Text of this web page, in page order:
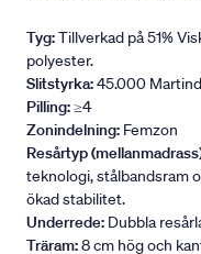
Tyg:Tillverkad på 51%
polyester.
Slitstyrka:45.000
Pilling:≥4
Zonindelning: Femzon
Resårtyp
teknologi, stålbandsram
ökad stabilitet.
Underrede: Dubbla
Träram:8 cm hög och